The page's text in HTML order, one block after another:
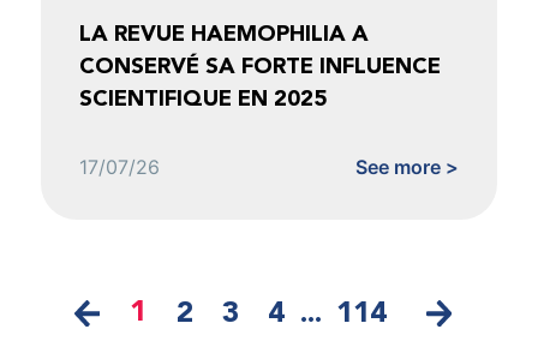
LA REVUE HAEMOPHILIA A
CONSERVÉ SA FORTE INFLUENCE
SCIENTIFIQUE EN 2025
17/07/26 See more >
1 2 3 4 ... 114